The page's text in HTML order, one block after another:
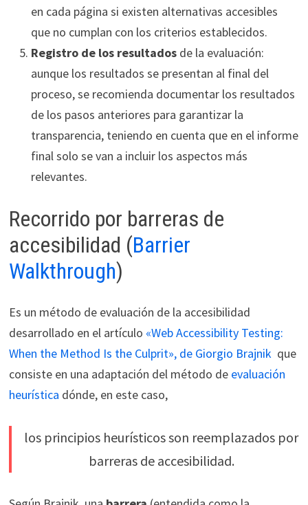
en cada página si existen alternativas accesibles
que no cumplan con los criterios establecidos.
Registro de los resultadosde la evaluación:
aunque los resultados se presentan al final del
proceso, se recomienda documentar los resultados
de los pasos anteriores para garantizar la
transparencia, teniendo en cuenta que en el informe
final solo se van a incluir los aspectos más
relevantes.
Recorrido por barreras de
accesibilidad (Barrier
Walkthrough)
Es un método de evaluación de la accesibilidad
desarrollado en el artículo «Web Accessibility Testing:
When the Method Is the Culprit», de Giorgio Brajnikque
consiste en una adaptación del método de evaluación
heurística dónde, en este caso,
los principios heurísticos son reemplazados por
barreras de accesibilidad.